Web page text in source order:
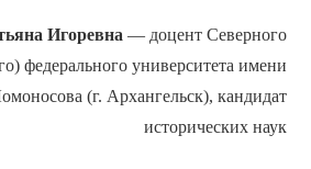
Игоревна — доцент Северного
федерального университета имени
(г. Архангельск), кандидат
исторических наук